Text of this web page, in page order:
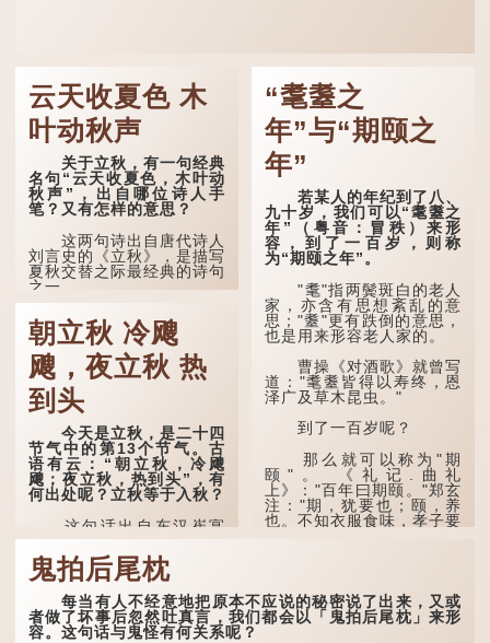
云天收夏色 木
叶动秋声
关于立秋，有一句经典
名句“云天收夏色，木叶动
秋声”，出自哪位诗人手
笔？又有怎样的意思？
这两句诗出自唐代诗人
刘言史的《立秋》，是描写
夏秋交替之际最经典的诗句
之一。
《立秋》全诗如下：
兹晨戒流火，商飙早已
惊。 云天收夏色，木
叶动秋声。
诗的前两句写的是：这
一天早安，天上的“流
火”（指大火星，象征暑
气）开始消退，凉爽的秋风
（商飙，即西风）已经悄然
吹起。后两句，便是全诗的
灵魂...
朝立秋 冷飕
飕，夜立秋 热
到头
今天是立秋，是二十四
节气中的第13个节气。古
语有云：“朝立秋，冷飕
飕；夜立秋，热到头”，有
何出处呢？立秋等于入秋？
这句话出自东汉崔寔
《四民月令》：“朝立秋，
冷飕飕；夜立秋，热到
头”。到了清代，顾禄在
《清嘉录》里记录苏州风俗
时，也引用了这句谚语。不
过当地百姓的口头说法
是“朝立秋，渹飕飕；夜立
“耄耋之
年”与“期颐之
年”
若某人的年纪到了八、
九十岁，我们可以“耄耋之
年”（粤音：冒秩）来形
容，到了一百岁，则称
为“期颐之年”。
"耄"指两鬓斑白的老人
家，亦含有思想紊乱的意
思；"耋"更有跌倒的意思，
也是用来形容老人家的。
曹操《对酒歌》就曾写
道："耄耋皆得以寿终，恩
泽广及草木昆虫。"
到了一百岁呢？
那么就可以称为"期
颐"。 《礼记.曲礼
上》："百年曰期颐。"郑玄
注："期，犹要也；颐，养
也。不知衣服食味，孝子要
鬼拍后尾枕
每当有人不经意地把原本不应说的秘密说了出来，又或
者做了坏事后忽然吐真言，我们都会以「鬼拍后尾枕」来形
容。这句话与鬼怪有何关系呢？